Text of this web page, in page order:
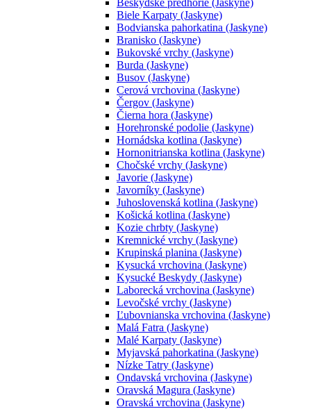
Biele Karpaty (Jaskyne)
Bodvianska pahorkatina (Jaskyne)
Branisko (Jaskyne)
Bukovské vrchy (Jaskyne)
Burda (Jaskyne)
Busov (Jaskyne)
Cerová vrchovina (Jaskyne)
Čergov (Jaskyne)
Čierna hora (Jaskyne)
Horehronské podolie (Jaskyne)
Hornádska kotlina (Jaskyne)
Hornonitrianska kotlina (Jaskyne)
Chočské vrchy (Jaskyne)
Javorie (Jaskyne)
Javorníky (Jaskyne)
Juhoslovenská kotlina (Jaskyne)
Košická kotlina (Jaskyne)
Kozie chrbty (Jaskyne)
Kremnické vrchy (Jaskyne)
Krupinská planina (Jaskyne)
Kysucká vrchovina (Jaskyne)
Kysucké Beskydy (Jaskyne)
Laborecká vrchovina (Jaskyne)
Levočské vrchy (Jaskyne)
Ľubovnianska vrchovina (Jaskyne)
Malá Fatra (Jaskyne)
Malé Karpaty (Jaskyne)
Myjavská pahorkatina (Jaskyne)
Nízke Tatry (Jaskyne)
Ondavská vrchovina (Jaskyne)
Oravská Magura (Jaskyne)
Oravská vrchovina (Jaskyne)